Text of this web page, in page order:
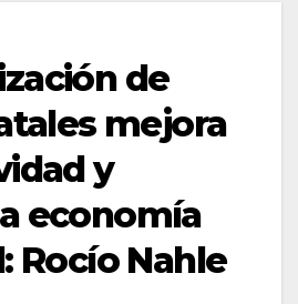
de
mejora
y
economía
Rocío Nahle